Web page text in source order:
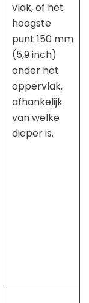
vlak, of het
hoogste
punt 150 mm
(5,9 inch)
onder het
oppervlak,
afhankelijk
van welke
dieper is.